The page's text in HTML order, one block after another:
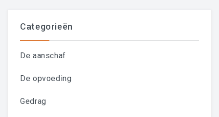
Categorieën
De aanschaf
De opvoeding
Gedrag